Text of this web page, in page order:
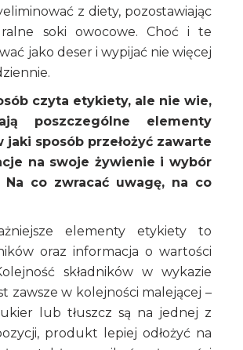
z diety, pozostawiając
soki owocowe. Choć i te
jako deser i wypijać nie więcej
czyta etykiety, ale nie wie,
poszczególne elementy
jaki sposób przełożyć zawarte
na swoje żywienie i wybór
Na co zwracać uwagę, na co
elementy etykiety to
oraz informacja o wartości
składników w wykazie
zawsze w kolejności malejącej –
lub tłuszcz są na jednej z
produkt lepiej odłożyć na